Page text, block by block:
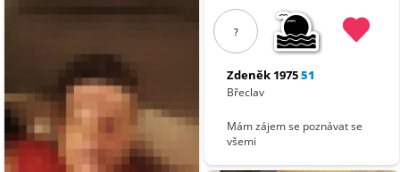
?
Zdeněk 197551
Břeclav
Mám zájem se poznávat se
všemi